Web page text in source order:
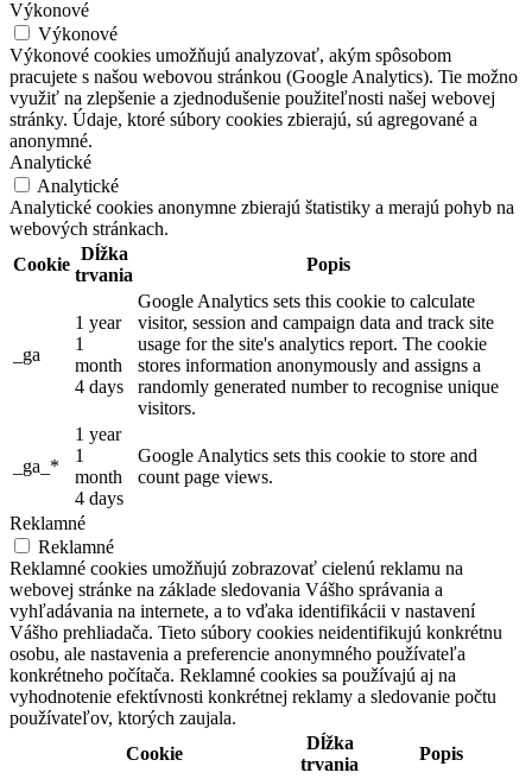
Výkonové
Výkonové
Výkonové cookies umožňujú analyzovať, akým spôsobom
pracujete s našou webovou stránkou (Google Analytics). Tie možno
využiť na zlepšenie a zjednodušenie použiteľnosti našej webovej
stránky. Údaje, ktoré súbory cookies zbierajú, sú agregované a
anonymné.
Analytické
Analytické
Analytické cookies anonymne zbierajú štatistiky a merajú pohyb na
webových stránkach.
Cookie
Dĺžka
trvania
Popis
_ga
1 year
1
month
4 days
Google Analytics sets this cookie to calculate
visitor, session and campaign data and track site
usage for the site's analytics report. The cookie
stores information anonymously and assigns a
randomly generated number to recognise unique
visitors.
_ga_*
1 year
1
month
4 days
Google Analytics sets this cookie to store and
count page views.
Reklamné
Reklamné
Reklamné cookies umožňujú zobrazovať cielenú reklamu na
webovej stránke na základe sledovania Vášho správania a
vyhľadávania na internete, a to vďaka identifikácii v nastavení
Vášho prehliadača. Tieto súbory cookies neidentifikujú konkrétnu
osobu, ale nastavenia a preferencie anonymného používateľa
konkrétneho počítača. Reklamné cookies sa používajú aj na
vyhodnotenie efektívnosti konkrétnej reklamy a sledovanie počtu
používateľov, ktorých zaujala.
Cookie
Dĺžka
trvania
Popis